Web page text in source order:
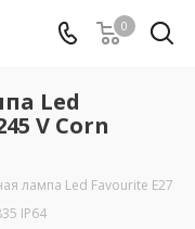
0
Led
V Corn
лампа Led Favourite Е27
IP64